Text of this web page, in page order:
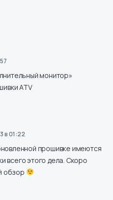
монитор»
ATV
в 01:22
прошивке имеются
всего этого дела. Скоро
обзор